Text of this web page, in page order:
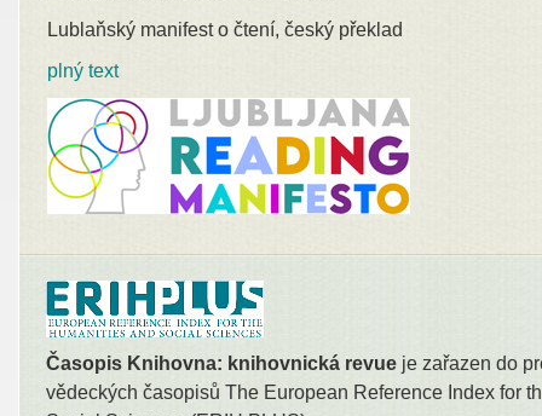
Lublaňský manifest o čtení, český překlad
plný text
Časopis Knihovna: knihovnická revue je zařazen do
vědeckých časopisů The European Reference Index for